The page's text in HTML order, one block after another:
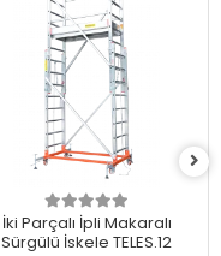
İki Parçalı İpli Makaralı
Sürgülü İskele TELES.12